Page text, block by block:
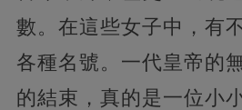
數。在這些女子中，有
各種名號。一代皇帝的
的結束，真的是一位小